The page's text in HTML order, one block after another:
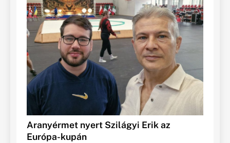
Aranyérmet nyert Szilágyi Erik az
Európa-kupán